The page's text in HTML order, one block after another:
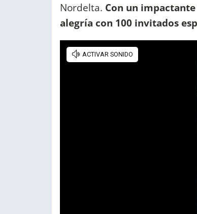
Nordelta. Con un
alegría con 100 invitados